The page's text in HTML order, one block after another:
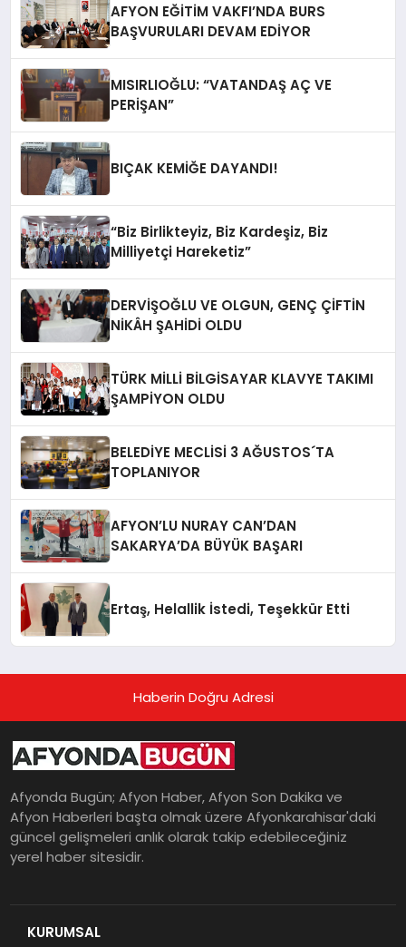
AFYON EĞİTİM VAKFI’NDA BURS
BAŞVURULARI DEVAM EDİYOR
MISIRLIOĞLU: “VATANDAŞ AÇ VE
PERİŞAN”
BIÇAK KEMİĞE DAYANDI!
“Biz Birlikteyiz, Biz Kardeşiz, Biz
Milliyetçi Hareketiz”
DERVİŞOĞLU VE OLGUN, GENÇ ÇİFTİN
NİKÂH ŞAHİDİ OLDU
TÜRK MİLLİ BİLGİSAYAR KLAVYE TAKIMI
ŞAMPİYON OLDU
BELEDİYE MECLİSİ 3 AĞUSTOS´TA
TOPLANIYOR
AFYON’LU NURAY CAN’DAN
SAKARYA’DA BÜYÜK BAŞARI
Ertaş, Helallik İstedi, Teşekkür Etti
Haberin Doğru Adresi
Afyonda Bugün; Afyon Haber, Afyon Son Dakika ve
Afyon Haberleri başta olmak üzere Afyonkarahisar'daki
güncel gelişmeleri anlık olarak takip edebileceğiniz
yerel haber sitesidir.
KURUMSAL